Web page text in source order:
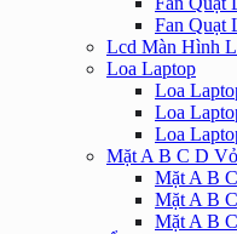
Fan Quạt
Lcd Màn Hình
Loa Laptop
Loa
Loa
Loa
Mặt A B C D
Mặt A B
Mặt A B
Mặt A B